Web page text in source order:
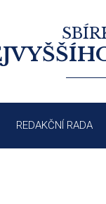
REDAKČNÍ RADA